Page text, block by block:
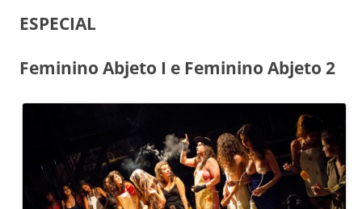
ESPECIAL
Feminino Abjeto I e Feminino Abjeto 2